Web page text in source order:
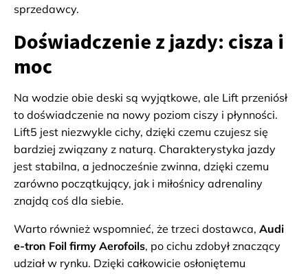
sprzedawcy.
Doświadczenie z jazdy: cisza i
moc
Na wodzie obie deski są wyjątkowe, ale Lift przeniósł
to doświadczenie na nowy poziom ciszy i płynności.
Lift5 jest niezwykle cichy, dzięki czemu czujesz się
bardziej związany z naturą. Charakterystyka jazdy
jest stabilna, a jednocześnie zwinna, dzięki czemu
zarówno początkujący, jak i miłośnicy adrenaliny
znajdą coś dla siebie.
Warto również wspomnieć, że trzeci dostawca, Audi
e-tron Foil firmy Aerofoils, po cichu zdobył znaczący
udział w rynku. Dzięki całkowicie osłoniętemu